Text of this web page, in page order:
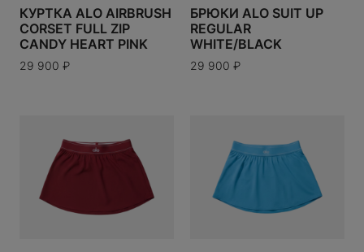
КУРТКА ALO AIRBRUSH
CORSET FULL ZIP
CANDY HEART PINK
29 900 ₽
БРЮКИ ALO SUIT UP
REGULAR
WHITE/BLACK
29 900 ₽